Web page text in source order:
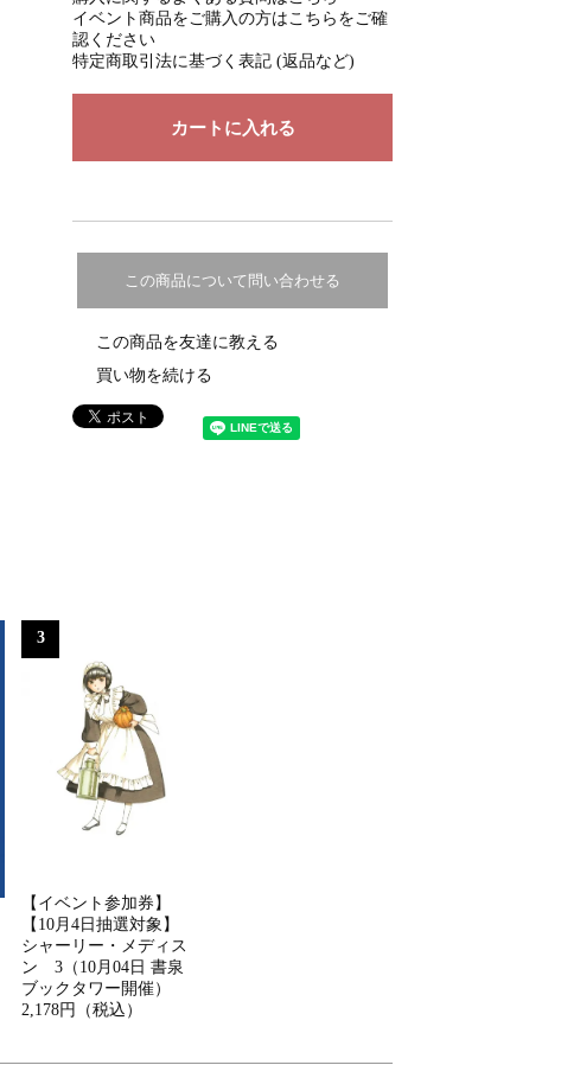
イベント商品をご購入の方はこちらをご確
認ください
特定商取引法に基づく表記 (返品など)
この商品について問い合わせる
この商品を友達に教える
買い物を続ける
3
【イベント参加券】
【10月4日抽選対象】
シャーリー・メディス
ン 3（10月04日 書泉
ブックタワー開催）
2,178円（税込）